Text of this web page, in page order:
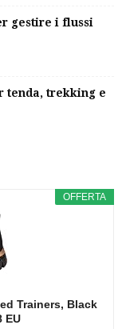
gestire i flussi
tenda, trekking e
OFFERTA
Trainers, Black
EU